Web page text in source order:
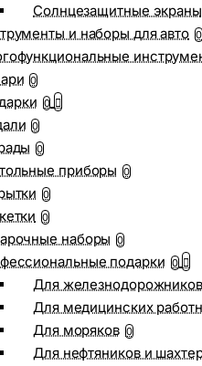
Солнцезащитные экраны
и наборы для авто 0
0
0
0
0
приборы 0
0
0
наборы 0
подарки 0
Для железнодорожников
Для медицинских
Для моряков 0
Для нефтяников и